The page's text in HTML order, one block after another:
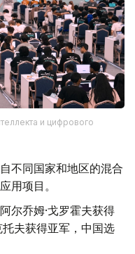
и цифрового
不同国家和地区的混合
用项目。
尔乔姆·戈罗霍夫获得
夫获得亚军，中国选